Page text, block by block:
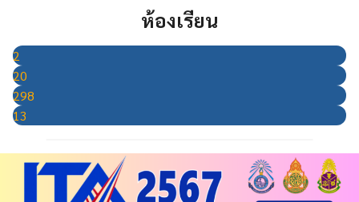
ห้องเรียน
2
20
298
13